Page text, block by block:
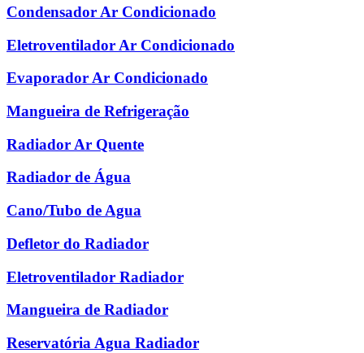
Condensador Ar Condicionado
Eletroventilador Ar Condicionado
Evaporador Ar Condicionado
Mangueira de Refrigeração
Radiador Ar Quente
Radiador de Água
Cano/Tubo de Agua
Defletor do Radiador
Eletroventilador Radiador
Mangueira de Radiador
Reservatória Agua Radiador